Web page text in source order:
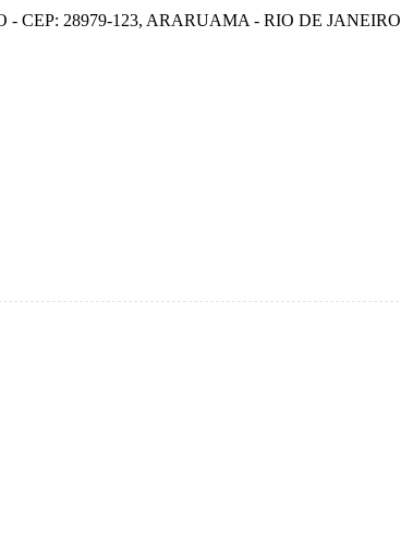
CEP: 28979-123, ARARUAMA - RIO DE JANEIRO